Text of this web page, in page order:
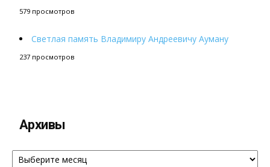
579 просмотров
Светлая память Владимиру Андреевичу Ауману
237 просмотров
Архивы
Архивы